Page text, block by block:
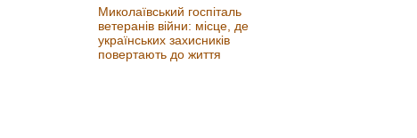
Миколаївський госпіталь
ветеранів війни: місце, де
українських захисників
повертають до життя